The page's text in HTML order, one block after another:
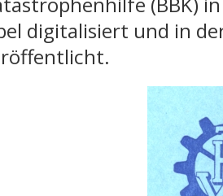
digitalisiert und in